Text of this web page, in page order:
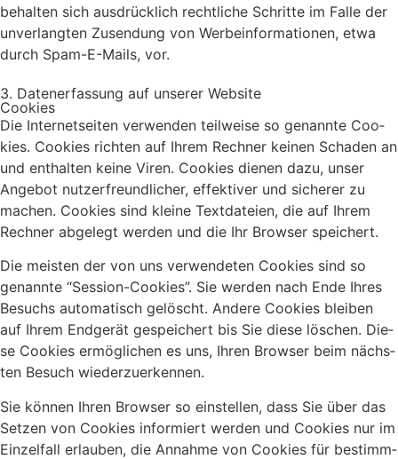
behal­ten sich aus­drück­lich recht­li­che Schrit­te im Fal­le der
unver­lang­ten Zusen­dung von Wer­be­infor­ma­tio­nen, etwa
durch Spam-E-Mails, vor.
3. Daten­er­fas­sung auf unse­rer Web­site
Coo­kies
Die Inter­net­sei­ten ver­wen­den teil­wei­se so genann­te Coo­
kies. Coo­kies rich­ten auf Ihrem Rech­ner kei­nen Scha­den an
und ent­hal­ten kei­ne Viren. Coo­kies die­nen dazu, unser
Ange­bot nut­zer­freund­li­cher, effek­ti­ver und siche­rer zu
machen. Coo­kies sind klei­ne Text­da­tei­en, die auf Ihrem
Rech­ner abge­legt wer­den und die Ihr Brow­ser spei­chert.
Die meis­ten der von uns ver­wen­de­ten Coo­kies sind so
genann­te “Ses­si­on-Coo­kies”. Sie wer­den nach Ende Ihres
Besuchs auto­ma­tisch gelöscht. Ande­re Coo­kies blei­ben
auf Ihrem End­ge­rät gespei­chert bis Sie die­se löschen. Die­
se Coo­kies ermög­li­chen es uns, Ihren Brow­ser beim nächs­
ten Besuch wie­der­zu­er­ken­nen.
Sie kön­nen Ihren Brow­ser so ein­stel­len, dass Sie über das
Set­zen von Coo­kies infor­miert wer­den und Coo­kies nur im
Ein­zel­fall erlau­ben, die Annah­me von Coo­kies für bestimm­